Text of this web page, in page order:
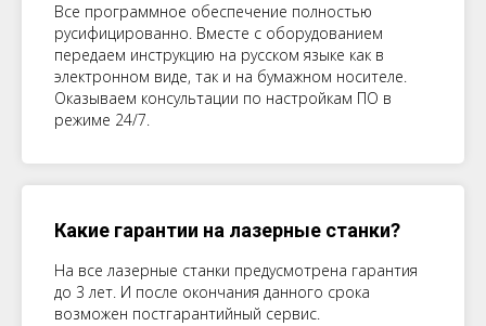
Все программное обеспечение полностью
русифицированно. Вместе с оборудованием
передаем инструкцию на русском языке как в
электронном виде, так и на бумажном носителе.
Оказываем консультации по настройкам ПО в
режиме 24/7.
Какие гарантии на лазерные станки?
На все лазерные станки предусмотрена гарантия
до 3 лет. И после окончания данного срока
возможен постгарантийный сервис.